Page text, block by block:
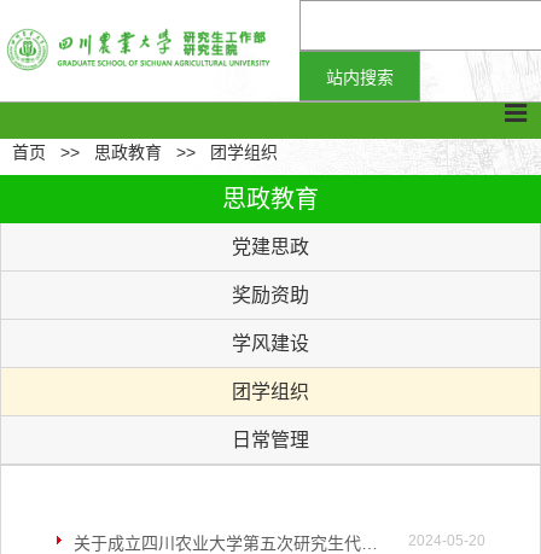
首页 >> 思政教育 >> 团学组织
思政教育
党建思政
奖励资助
学风建设
团学组织
日常管理
2024-05-20
关于成立四川农业大学第五次研究生代表大会筹备工作组的通知